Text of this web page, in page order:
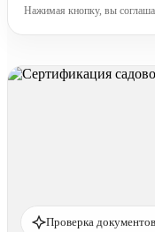
Нажимая кнопку, вы
Проверка